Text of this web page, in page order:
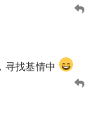
寻找基情中